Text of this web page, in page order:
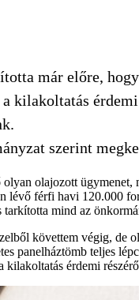
már előre,
kilakoltatás
szerint
olajozott
lévő férfi havi 120.000
mind az
követtem végig, de
panelháztömb teljes
kilakoltatás érdemi